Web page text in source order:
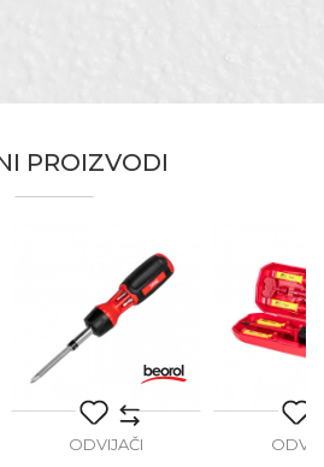
Električari, Mehaničari,
Varioci, Vodoinstalateri
koliko je 2 + 3 :
POŠALJI
PROIZVODI
ODVIJAČI